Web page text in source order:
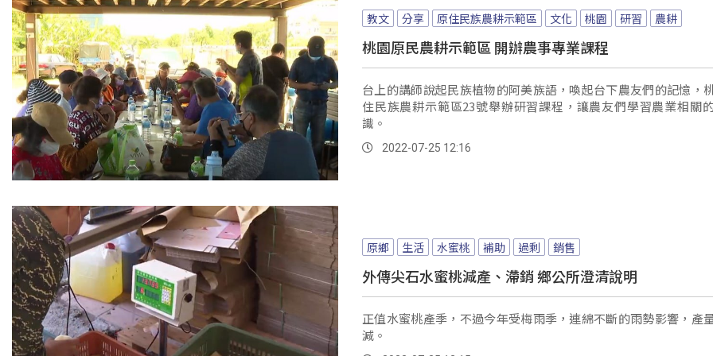
教文 分享 原住民族農耕示範區 文化 桃園 研習 農耕
桃園原民農耕示範區 開辦農事專業課程
台上的講師說起民族植物的阿美族語，喚起台下農友們的記憶，
住民族農耕示範區23號舉辦研習課程，讓農友們學習農業相關
識。
2022-07-25 12:16
原鄉 生活 水蜜桃 補助 過剩 銷售
外傳尖石水蜜桃減產、滯銷 鄉公所澄清說明
正值水蜜桃產季，不過今年受梅雨季，連綿不斷的雨勢影響，產
減。